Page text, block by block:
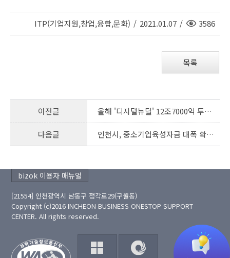
ITP(기업지원,창업,융합,문화) / 2021.01.07 /
조
회
3586
목록
이전글 올해 '디지털뉴딜' 12조7000억 투입···"국민 체감성과 높인다"
다음글 인천시, 중소기업육성자금 대폭 확대... 1조 450억 원 지원
bizok 이용자 매뉴얼
[21554] 인천광역시 남동구 정각로29(구월동)
Copyright (c)2016 INCHEON BUSINESS ONESTOP SUPPORT
CENTER. All rights reserved.